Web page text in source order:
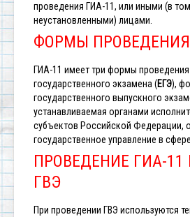
проведения ГИА-11, или иными (в
неустановленными) лицами.
ФОРМЫ ПРОВЕДЕНИЯ
ГИА-11 имеет три формы
государственного экзамена (ЕГЭ),
государственного выпускного
устанавливаемая органами
субъектов Российской
государственное управление в
ПРОВЕДЕНИЕ ГИА-
ГВЭ
При проведении ГВЭ используются